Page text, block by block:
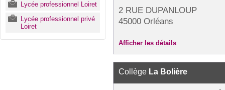
Lycée professionnel Loiret
Lycée professionnel privé
Loiret
2 RUE DUPANLOUP
45000 Orléans
Afficher les détails
Collège La Bolière